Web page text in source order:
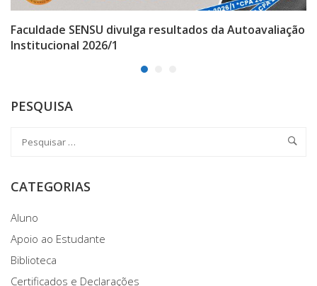
Faculdade SENSU divulga resultados da Autoavaliação
Institucional 2026/1
PESQUISA
CATEGORIAS
Aluno
Apoio ao Estudante
Biblioteca
Certificados e Declarações